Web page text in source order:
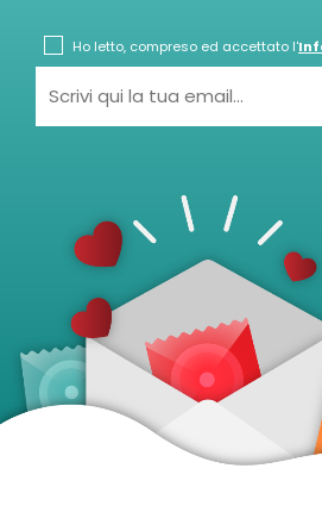
Ho letto, compreso ed accettato l'